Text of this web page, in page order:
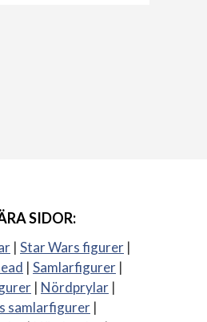
SIDOR:
| Star Wars figurer |
| Samlarfigurer |
| Nördprylar |
samlarfigurer |